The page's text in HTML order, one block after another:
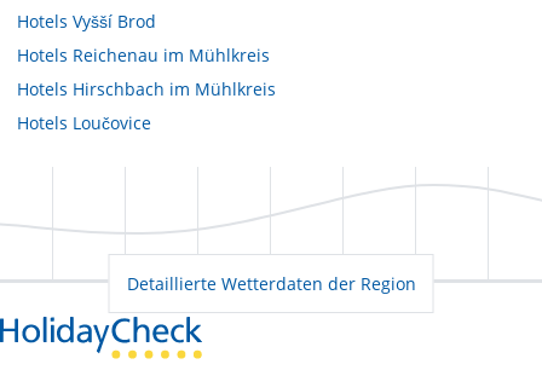
Hotels Vyšší Brod
Hotels Reichenau im Mühlkreis
Hotels Hirschbach im Mühlkreis
Hotels Loučovice
Detaillierte Wetterdaten der Region